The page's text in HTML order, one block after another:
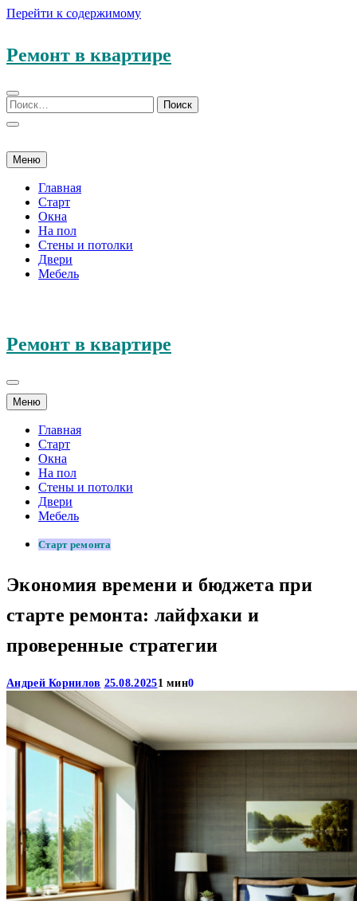
Перейти к содержимому
Ремонт в квартире
Меню
Главная
Старт
Окна
На пол
Стены и потолки
Двери
Мебель
Ремонт в квартире
Меню
Главная
Старт
Окна
На пол
Стены и потолки
Двери
Мебель
Старт ремонта
Экономия времени и бюджета при
старте ремонта: лайфхаки и
проверенные стратегии
Андрей Корнилов 25.08.20251 мин0